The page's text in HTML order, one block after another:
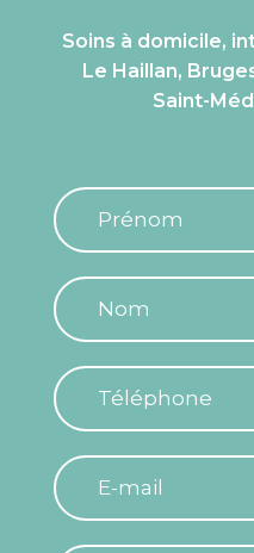
Soins à domicile,
Le Haillan,
Saint-